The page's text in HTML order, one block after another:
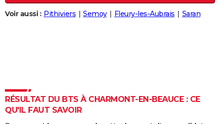
Destinations
City break
Voyage nature
Voyage de noces
Forum
Climat
+
PHOTO
Carte de Noël
Carte Bonne année
Carte Saint-Valentin
Carte Pâques
Carte d'anniversaire
DICTIONNAIRE
Dictionnaire
Biographies
Citations
Expressions
Proverbes
PROGRAMME TV
Voir aussi : Pithiviers Semoy Fleury-les-Aubrais Saran
RÉSULTAT DU BTS À CHARMONT-EN-BEAUCE : CE
QU'IL FAUT SAVOIR